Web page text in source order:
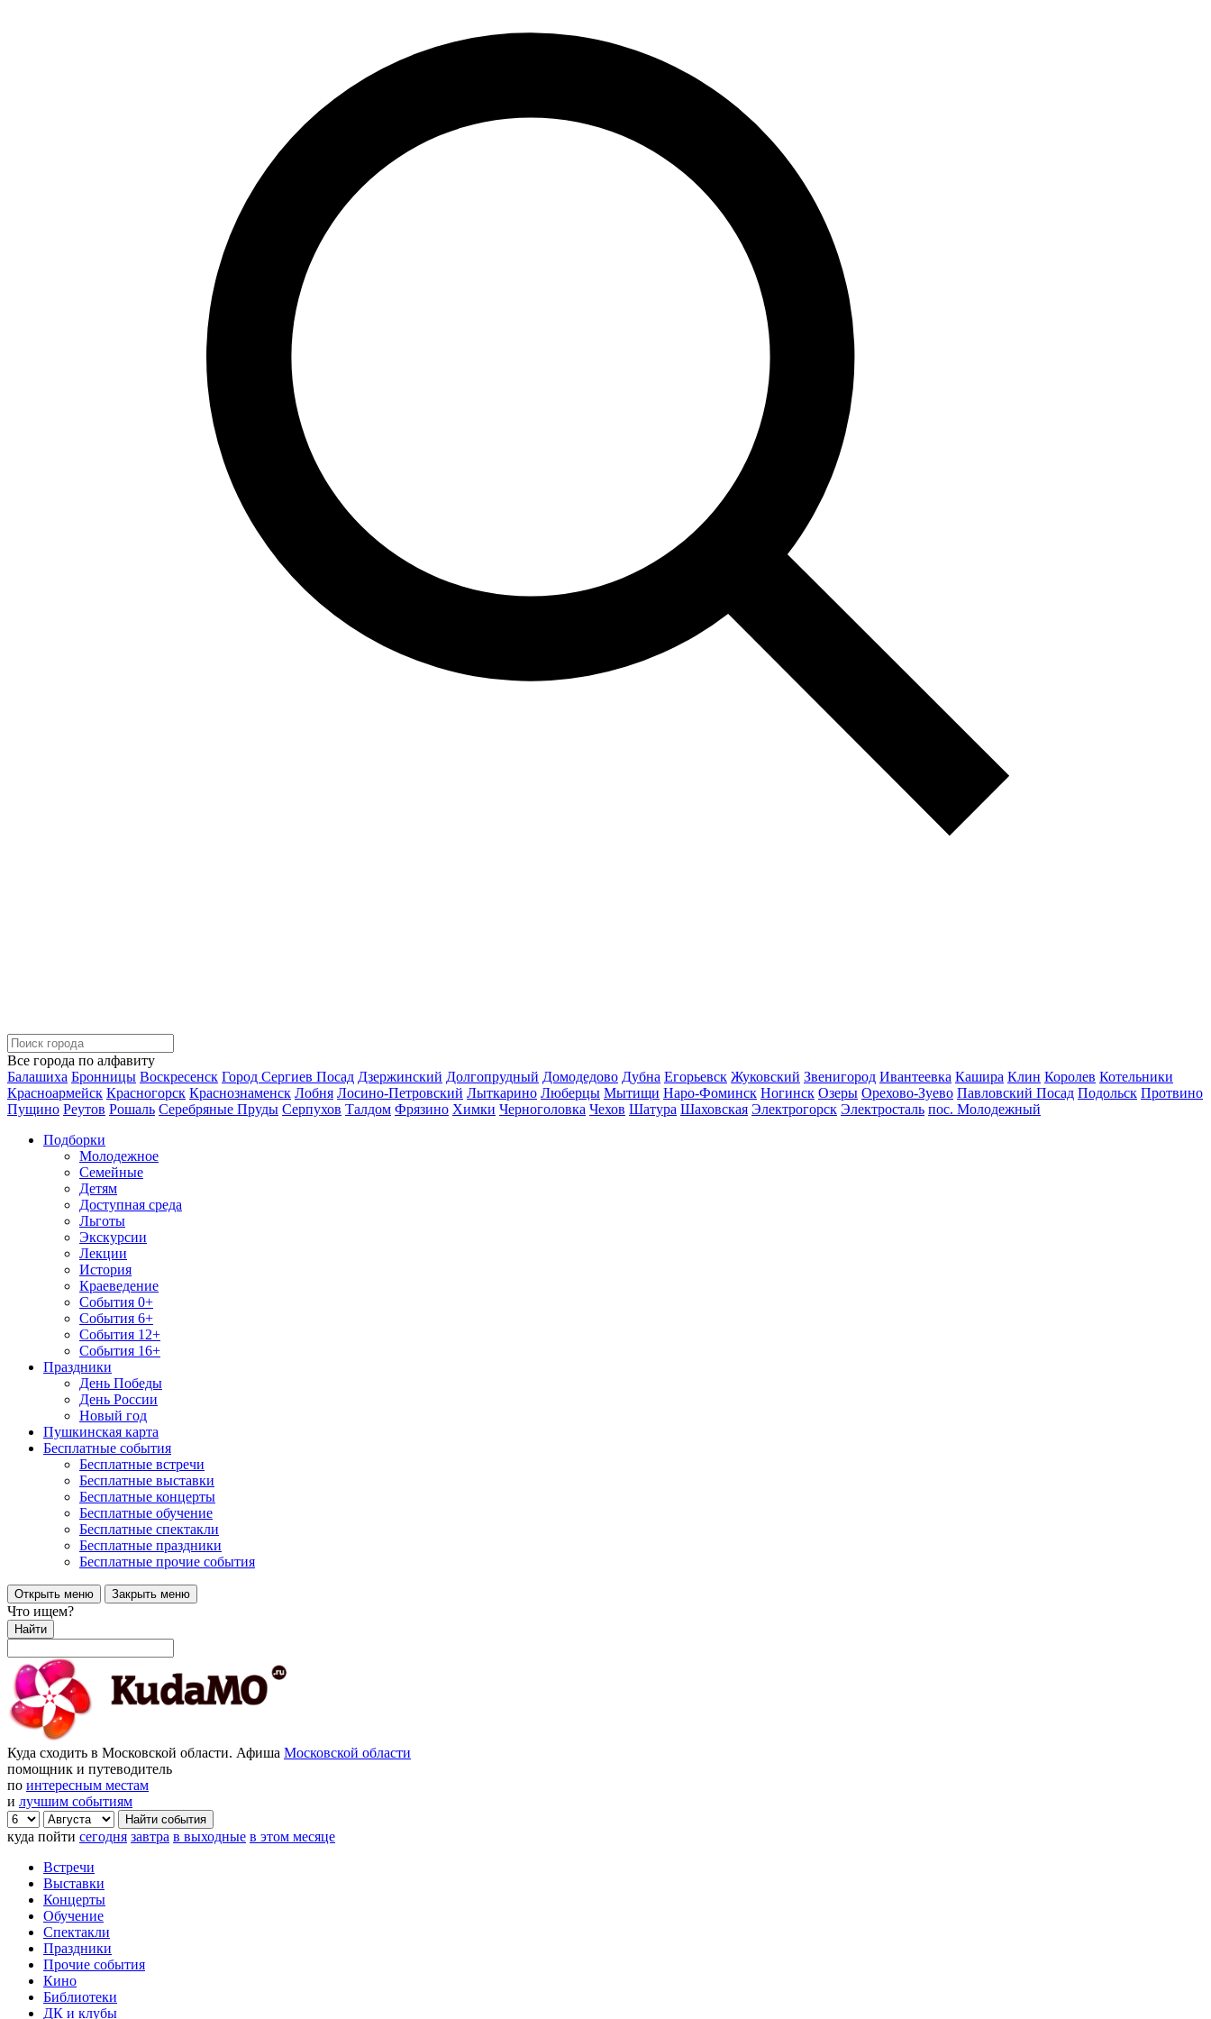
Все города по алфавиту
Балашиха Бронницы Воскресенск Город Сергиев Посад Дзержинский Долгопрудный Домодедово Дубна Егорьевск Жуковский Звенигород Ивантеевка Кашира Клин Королев Котельники
Красноармейск Красногорск Краснознаменск Лобня Лосино-Петровский Лыткарино Люберцы Мытищи Наро-Фоминск Ногинск Озеры Орехово-Зуево Павловский Посад Подольск Протвино
Пущино Реутов Рошаль Серебряные Пруды Серпухов Талдом Фрязино Химки Черноголовка Чехов Шатура Шаховская Электрогорск Электросталь пос. Молодежный
Подборки
Молодежное
Семейные
Детям
Доступная среда
Льготы
Экскурсии
Лекции
История
Краеведение
События 0+
События 6+
События 12+
События 16+
Праздники
День Победы
День России
Новый год
Пушкинская карта
Бесплатные события
Бесплатные встречи
Бесплатные выставки
Бесплатные концерты
Бесплатные обучение
Бесплатные спектакли
Бесплатные праздники
Бесплатные прочие события
Открыть меню Закрыть меню
Что ищем?
Найти
Куда сходить в Московской области. Афиша Московской области
помощник и путеводитель
по интересным местам
и лучшим событиям
куда пойти сегодня завтра в выходные в этом месяце
Встречи
Выставки
Концерты
Обучение
Спектакли
Праздники
Прочие события
Кино
Библиотеки
ДК и клубы